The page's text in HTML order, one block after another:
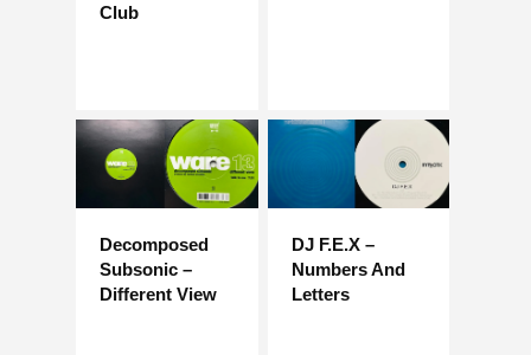
Club
Decomposed
Subsonic –
Different View
DJ F.E.X –
Numbers And
Letters